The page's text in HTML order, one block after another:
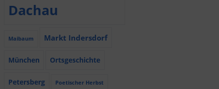
Dachau
Maibaum Markt Indersdorf
München Ortsgeschichte
Petersberg Poetischer Herbst